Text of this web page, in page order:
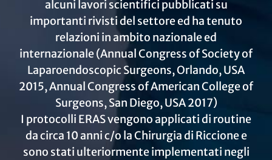
alcuni lavori scientifici pubblicati su
importanti rivisti del settore ed ha tenuto
relazioni in ambito nazionale ed
internazionale (Annual Congress of Society of
Laparoendoscopic Surgeons, Orlando, USA
2015, Annual Congress of American College of
Surgeons, San Diego, USA 2017)
I protocolli ERAS vengono applicati di routine
da circa 10 anni c/o la Chirurgia di Riccione e
sono stati ulteriormente implementati negli